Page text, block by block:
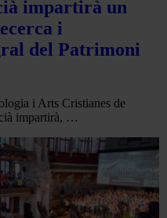
impartirà un
i
del Patrimoni
i Arts Cristianes de
impartirà, …